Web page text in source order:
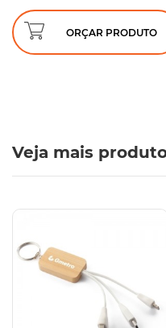
ORÇAR PRODUTO
Veja mais